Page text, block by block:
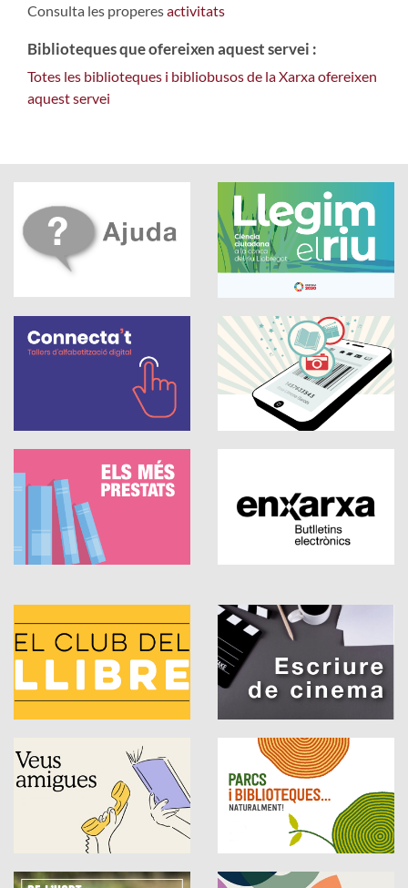
Consulta les properesactivitats
Biblioteques que ofereixen aquest servei :
Totes les biblioteques i bibliobusos de la Xarxa ofereixen
aquest servei